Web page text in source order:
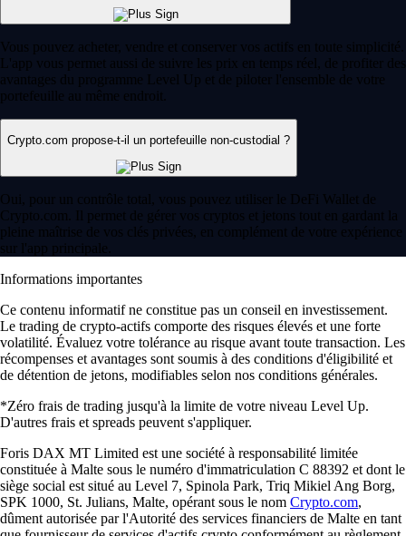
Vous pouvez acheter, vendre et conserver vos actifs en toute simplicité.
L'app vous permet aussi de suivre les prix en temps réel, de profiter des
avantages du programme Level Up et de piloter l'ensemble de votre
portefeuille au même endroit.
Crypto.com propose-t-il un portefeuille non-custodial ?
Oui, pour un contrôle total, vous pouvez utiliser le DeFi Wallet de
Crypto.com. Il permet de gérer vos cryptos et jetons tout en gardant la
pleine maîtrise de vos clés privées, en complément de votre expérience
sur l'app principale.
Informations importantes
Ce contenu informatif ne constitue pas un conseil en investissement.
Le trading de crypto-actifs comporte des risques élevés et une forte
volatilité. Évaluez votre tolérance au risque avant toute transaction. Les
récompenses et avantages sont soumis à des conditions d'éligibilité et
de détention de jetons, modifiables selon nos conditions générales.
*Zéro frais de trading jusqu'à la limite de votre niveau Level Up.
D'autres frais et spreads peuvent s'appliquer.
Foris DAX MT Limited est une société à responsabilité limitée
constituée à Malte sous le numéro d'immatriculation C 88392 et dont le
siège social est situé au Level 7, Spinola Park, Triq Mikiel Ang Borg,
SPK 1000, St. Julians, Malte, opérant sous le nom Crypto.com,
dûment autorisée par l'Autorité des services financiers de Malte en tant